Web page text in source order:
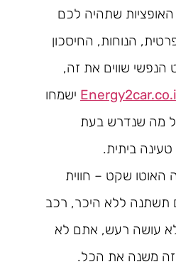
שתהיה לכם
הנוחות, החיסכון
הנפשי שווים את זה,
ישמחו
מה שנדרש בעת
ביתית.
האוטו שקט – חווית
תשתנה ללא היכר, רכב
עושה רעש, אתם לא
משנה את הכל.